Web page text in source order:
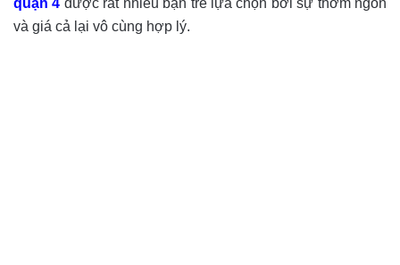
quận 4 được rất nhiều bạn trẻ lựa chọn bởi sự thơm ngon
và giá cả lại vô cùng hợp lý.